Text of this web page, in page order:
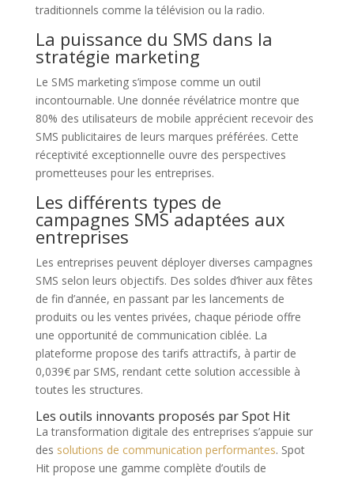
traditionnels comme la télévision ou la radio.
La puissance du SMS dans la
stratégie marketing
Le SMS marketing s’impose comme un outil
incontournable. Une donnée révélatrice montre que
80% des utilisateurs de mobile apprécient recevoir des
SMS publicitaires de leurs marques préférées. Cette
réceptivité exceptionnelle ouvre des perspectives
prometteuses pour les entreprises.
Les différents types de
campagnes SMS adaptées aux
entreprises
Les entreprises peuvent déployer diverses campagnes
SMS selon leurs objectifs. Des soldes d’hiver aux fêtes
de fin d’année, en passant par les lancements de
produits ou les ventes privées, chaque période offre
une opportunité de communication ciblée. La
plateforme propose des tarifs attractifs, à partir de
0,039€ par SMS, rendant cette solution accessible à
toutes les structures.
Les outils innovants proposés par Spot Hit
La transformation digitale des entreprises s’appuie sur
des solutions de communication performantes. Spot
Hit propose une gamme complète d’outils de